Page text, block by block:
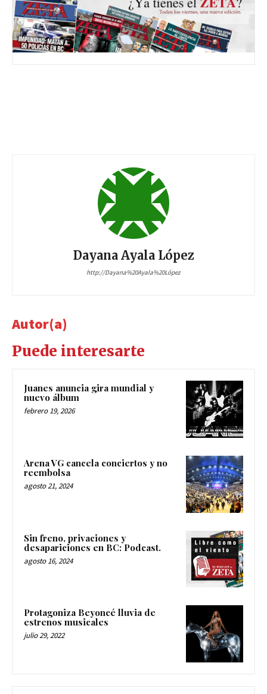
Dayana Ayala López
http://Dayana%20Ayala%20López
Autor(a)
Puede interesarte
Juanes anuncia gira mundial y
nuevo álbum
febrero 19, 2026
Arena VG cancela conciertos y no
reembolsa
agosto 21, 2024
Sin freno, privaciones y
desapariciones en BC: Podcast.
agosto 16, 2024
Protagoniza Beyoncé lluvia de
estrenos musicales
julio 29, 2022